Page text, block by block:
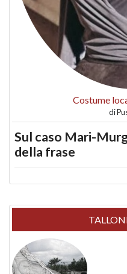
Costume
di
Sul caso Mari-
della frase